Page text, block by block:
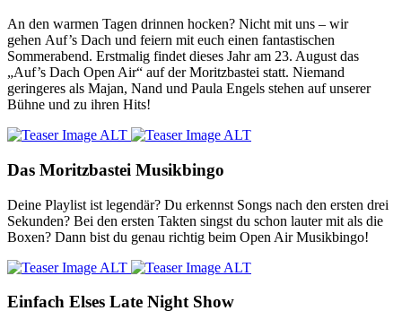
An den warmen Tagen drinnen hocken? Nicht mit uns – wir
gehen Auf’s Dach und feiern mit euch einen fantastischen
Sommerabend. Erstmalig findet dieses Jahr am 23. August das
„Auf’s Dach Open Air“ auf der Moritzbastei statt. Niemand
geringeres als Majan, Nand und Paula Engels stehen auf unserer
Bühne und zu ihren Hits!
Das Moritzbastei Musikbingo
Deine Playlist ist legendär? Du erkennst Songs nach den ersten drei
Sekunden? Bei den ersten Takten singst du schon lauter mit als die
Boxen? Dann bist du genau richtig beim Open Air Musikbingo!
Einfach Elses Late Night Show